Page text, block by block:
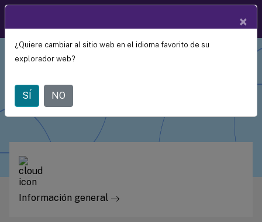
productos
XenMobile
Información general
×
¿Quiere cambiar al sitio web en el idioma favorito de su
explorador web?
SÍ NO